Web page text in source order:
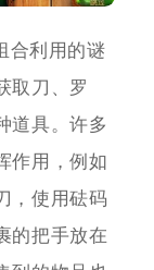
合利用的谜
取刀、罗
道具。许多
作用，例如
，使用砝码
的把手放在